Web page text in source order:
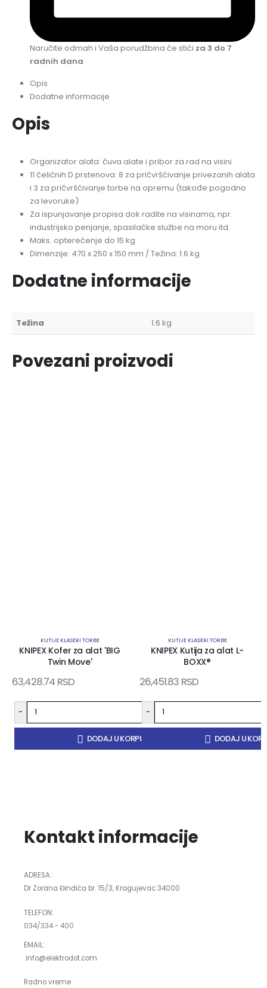
Naručite odmah i Vaša porudžbina će stići za 3 do 7
radnih dana
Opis
Dodatne informacije
Opis
Organizator alata: čuva alate i pribor za rad na visini
11 čeličnih D prstenova: 8 za pričvršćivanje privezanih alata
i 3 za pričvršćivanje torbe na opremu (takođe pogodno
za levoruke)
Za ispunjavanje propisa dok radite na visinama, npr.
industrijsko penjanje, spasilačke službe na moru itd.
Maks. opterećenje do 15 kg
Dimenzije: 470 x 250 x 150 mm / Težina: 1.6 kg
Dodatne informacije
Težina 1.6 kg
Povezani proizvodi
KUTIJE KLASERI TORBE
KNIPEX Kofer za alat 'BIG
Twin Move'
63,428.74 RSD
-
DODAJ U KORPU
KUTIJE KLASERI TORBE
KNIPEX Kutija za alat L-
BOXX®
26,451.83 RSD
-
DODAJ U
Kontakt informacije
ADRESA:
Dr Zorana Đinđića br. 15/3, Kragujevac 34000
TELEFON:
034/334 - 400
EMAIL:
info@elektrodot.com
Radno vreme